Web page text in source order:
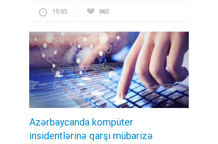
15:05 882
Azərbaycanda kompüter
insidentlərinə qarşı mübarizə